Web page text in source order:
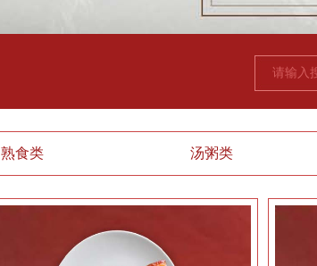
熟食类 汤粥类